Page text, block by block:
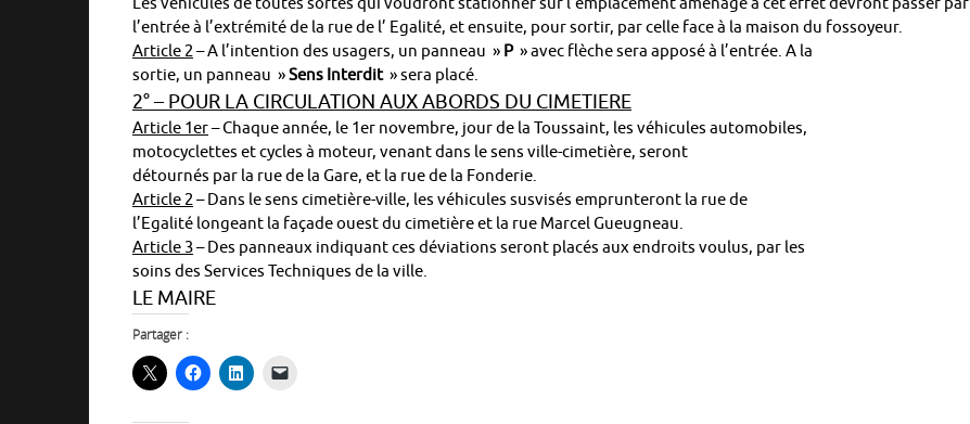
l’entrée à l’extrémité de la rue de l’ Egalité, et ensuite, pour sortir, par celle face à la maison du fossoyeur.
Article 2– A l’intention des usagers, un panneau » P» avec flèche sera apposé à l’entrée. A la
sortie, un panneau »Sens Interdit» sera placé.
2° – POUR LA CIRCULATION AUX ABORDS DU CIMETIERE
Article 1er– Chaque année, le 1er novembre, jour de la Toussaint, les véhicules automobiles,
motocyclettes et cycles à moteur, venant dans le sens ville-cimetière, seront
détournés par la rue de la Gare, et la rue de la Fonderie.
Article 2– Dans le sens cimetière-ville, les véhicules susvisés emprunteront la rue de
l’Egalité longeant la façade ouest du cimetière et la rue Marcel Gueugneau.
Article 3– Des panneaux indiquant ces déviations seront placés aux endroits voulus, par les
soins des Services Techniques de la ville.
LE MAIRE
Partager :